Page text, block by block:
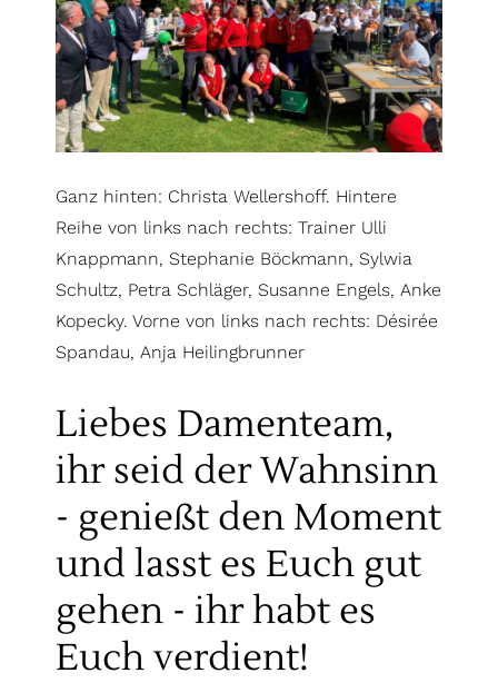
Ganz hinten: Christa Wellershoff. Hintere
Reihe von links nach rechts: Trainer Ulli
Knappmann, Stephanie Böckmann, Sylwia
Schultz, Petra Schläger, Susanne Engels, Anke
Kopecky. Vorne von links nach rechts: Désirée
Spandau, Anja Heilingbrunner
Liebes Damenteam,
ihr seid der Wahnsinn
- genießt den Moment
und lasst es Euch gut
gehen - ihr habt es
Euch verdient!